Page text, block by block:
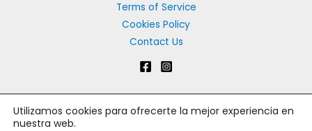
Terms of Service
Cookies Policy
Contact Us
Copyright © 2026 Les Dames d'Escoffier México | Les Dames
Utilizamos cookies para ofrecerte la mejor experiencia en
nuestra web.